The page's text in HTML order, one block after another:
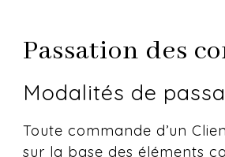
Passation des
Modalités de
Toute commande d’un
sur la base des éléments